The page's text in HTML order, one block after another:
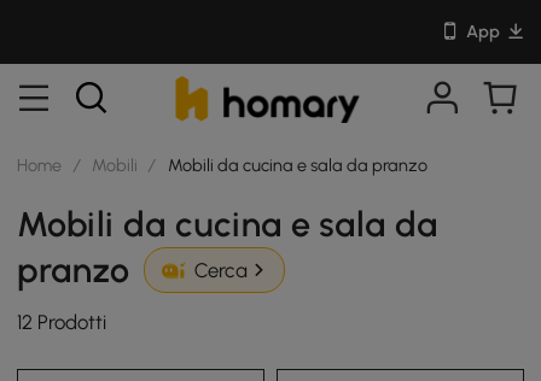
App
Home / Mobili / Mobili da cucina e sala da pranzo
Mobili da cucina e sala da
pranzo
Cerca
12 Prodotti